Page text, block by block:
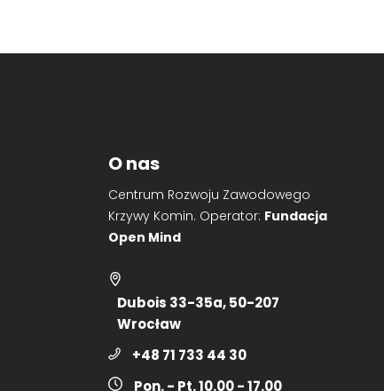
O nas
Centrum Rozwoju Zawodowego
Krzywy Komin. Operator: Fundacja
Open Mind
Dubois 33-35a, 50-207
Wrocław
+48 71 733 44 30
Pon. - Pt. 10.00 - 17.00